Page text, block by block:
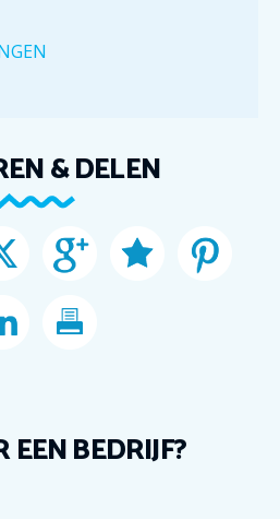
& DELEN
BEDRIJF?